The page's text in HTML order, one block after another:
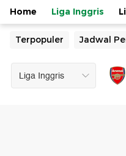
Home Liga Inggris
Terpopuler Jadwal